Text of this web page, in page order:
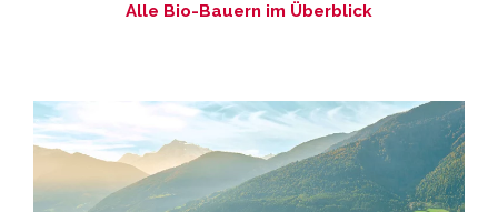
Alle Bio-Bauern im Überblick